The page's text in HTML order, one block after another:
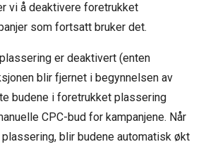
vi å deaktivere foretrukket
som fortsatt bruker det.
er deaktivert (enten
blir fjernet i begynnelsen av
budene i foretrukket plassering
CPC-bud for kampanjene. Når
blir budene automatisk økt